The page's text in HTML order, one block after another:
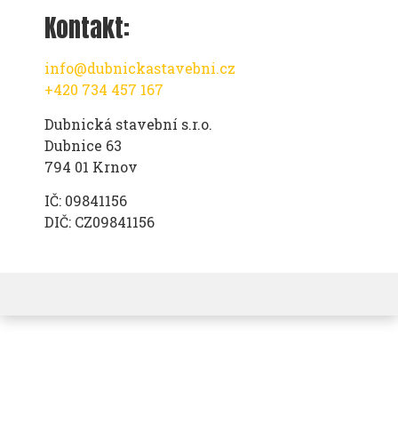
Kontakt:
info@dubnickastavebni.cz
+420 734 457 167
Dubnická stavební s.r.o.
Dubnice 63
794 01 Krnov
IČ: 09841156
DIČ: CZ09841156